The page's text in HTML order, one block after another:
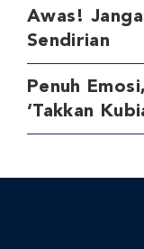
Awas!
Sendirian
Penuh
‘Takkan